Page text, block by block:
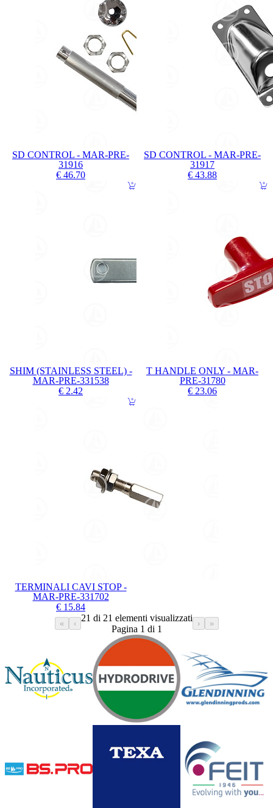
SD CONTROL - MAR-PRE-
31916
€ 46.70
SD CONTROL - MAR-PRE-
31917
€ 43.88
SHIM (STAINLESS STEEL) -
MAR-PRE-331538
€ 2.42
T HANDLE ONLY - MAR-
PRE-31780
€ 23.06
TERMINALI CAVI STOP -
MAR-PRE-331702
€ 15.84
« ‹
21 di 21 elementi visualizzati
Pagina 1 di 1
› »